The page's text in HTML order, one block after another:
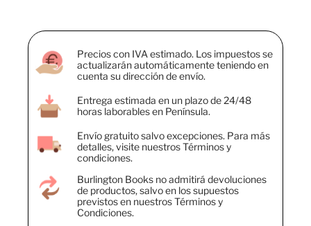
Precios con IVA estimado. Los impuestos se
actualizarán automáticamente teniendo en
cuenta su dirección de envío.
Entrega estimada en un plazo de 24/48
horas laborables en Península.
Envío gratuito salvo excepciones. Para más
detalles, visite nuestros Términos y
condiciones.
Burlington Books no admitirá devoluciones
de productos, salvo en los supuestos
previstos en nuestros Términos y
Condiciones.